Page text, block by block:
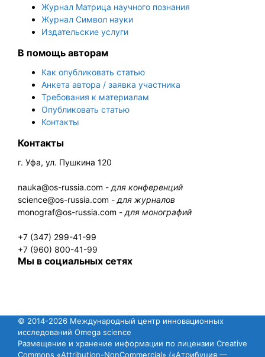
Журнал Матрица научного познания
Журнал Символ науки
Издательские услуги
В помощь авторам
Как опубликовать статью
Анкета автора / заявка участника
Требования к материалам
Опубликовать статью
Контакты
Контакты
г. Уфа, ул. Пушкина 120
nauka@os-russia.com - для конференций
science@os-russia.com - для журналов
monograf@os-russia.com - для монографий
+7 (347) 299-41-99
+7 (960) 800-41-99
Мы в социальных сетях
© 2014-2026 Международный центр инновационных
исследований Omega science
Размещение и хранение информации по лицензии Creative
Commons «Attribution-NonCommercial» («Атрибуция —